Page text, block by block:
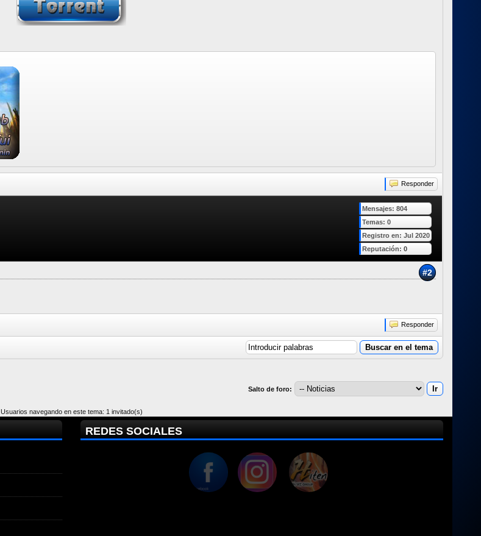
Responder
Mensajes: 804
Temas: 0
Registro en: Jul 2020
Reputación: 0
#2
Responder
Salto de foro:
Usuarios navegando en este tema: 1 invitado(s)
REDES SOCIALES